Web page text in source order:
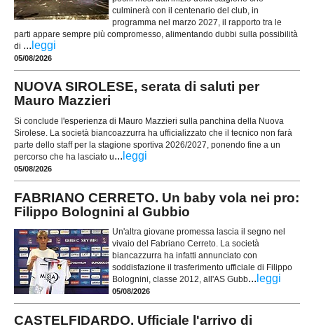
culminerà con il centenario del club, in
programma nel marzo 2027, il rapporto tra le
parti appare sempre più compromesso, alimentando dubbi sulla possibilità
di ... leggi
05/08/2026
NUOVA SIROLESE, serata di saluti per
Mauro Mazzieri
Si conclude l'esperienza di Mauro Mazzieri sulla panchina della Nuova
Sirolese. La società biancoazzurra ha ufficializzato che il tecnico non farà
parte dello staff per la stagione sportiva 2026/2027, ponendo fine a un
percorso che ha lasciato u... leggi
05/08/2026
FABRIANO CERRETO. Un baby vola nei pro:
Filippo Bolognini al Gubbio
Un'altra giovane promessa lascia il segno nel
vivaio del Fabriano Cerreto. La società
biancazzurra ha infatti annunciato con
soddisfazione il trasferimento ufficiale di Filippo
Bolognini, classe 2012, all'AS Gubb... leggi
05/08/2026
CASTELFIDARDO. Ufficiale l'arrivo di